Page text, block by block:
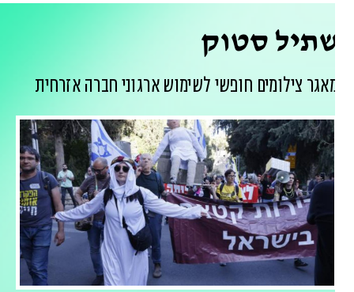
סטוק
צילומים חופשי לשימוש ארגוני חברה אזרחית